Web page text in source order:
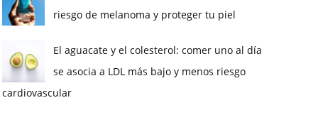
riesgo de melanoma y proteger tu piel
El aguacate y el colesterol: comer uno al día
se asocia a LDL más bajo y menos riesgo
cardiovascular